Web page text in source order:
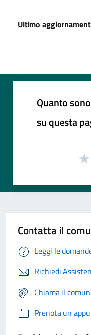
Ultimo
Quanto
su questa
Contatta il
Leggi le
Richiedi
Chiama il
Prenota un